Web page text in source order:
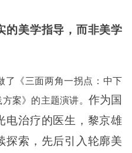
的美学指导，而非美学
了《三面两角一拐点：中下
案》的主题演讲。 作为国
电治疗的医生，黎京雄
探索，先后引入轮廓美